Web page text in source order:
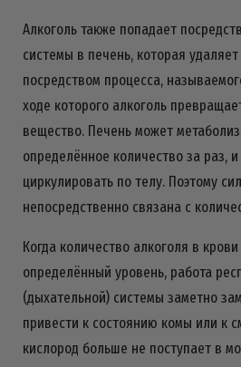
Алкоголь также попадает
системы в печень, которая
посредством процесса,
ходе которого алкоголь
вещество. Печень может
определённое количество за раз,
циркулировать по телу. Поэтому
непосредственно связана с
Когда количество алкоголя в
определённый уровень, работа
(дыхательной) системы заметно
привести к состоянию комы или к
кислород больше не поступает в